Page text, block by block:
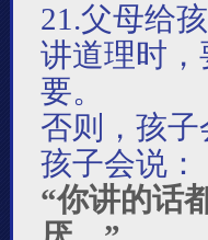
21.父母给
讲道理时
要。
否则，孩
孩子会说：
“你讲的话